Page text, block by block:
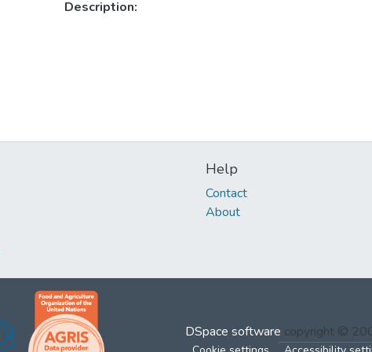
Description:
Help
Contact
About
DSpace software copyright ©